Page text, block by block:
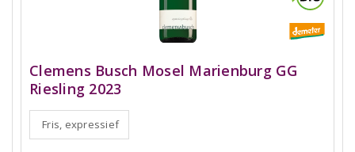
Clemens Busch Mosel Marienburg GG
Riesling 2023
Fris, expressief